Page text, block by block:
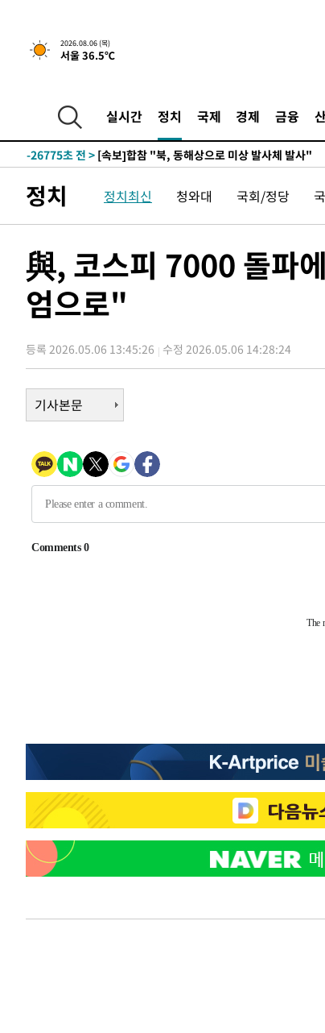
2026.08.06 (목)
서울 36.5℃
실시간 정치 국제 경제 금융
-2988초 전 >[속보]경찰, '홍명보 선임 논란' 대한축구협회·축구
-29191초 전 >[속보]합참 "北 발사체는 단거리탄도미사일…감
-27369초 전 >
[속보] SKT, 에이닷 서비스 장애 발생…"원인 파
-26775초 전 >
-26171초 전 > '낮 최고 39도' 불볕더위…한밤 열대야도 계속[내
-25792초 전 >
"韓 외환시장 개입 관측 배경엔 美의 대한국 무역
-25619초 전 >'월드컵 탈락 후폭풍' 축구협회…초유의 압수수
-25021초 전 >[속보]종합특검, 대검 추가 압수수색…내란 중요임
-21116초 전 >[속보]코스닥, 800p 회복…0.26% 오른 801.67
-21046초 전 >[속보]코스피, 301.88포인트(4.58%) 내린
-18510초 전 >"여기 떨어졌다"…다누리, 스페이스X 로켓 달 충
-8156초 전 >
내일까지 39도 '펄펄'…기상청 "태풍 지나며 폭염
-7793초 전 >트럼프, 한국계 진보 주지사 후보 맹공…"공산주의
-7771초 전 > "美간섭에 합의 지연"…트럼프, '이란 호르무즈 통
-4291초 전 >[속보]산업장관 "李정부, 원전 반대 안해…안정 전
[속보]7~9일 프로야구 3연전도 폭염 취소…11일
-21116초 전 >[속보]코스닥, 800p 회복…0.26% 오른 801.67
-21046초 전 >
[속보]코스피, 301.88포인트(4.58%) 내린
-18510초 전 > "여기 떨어졌다"…다누리, 스페이스X 로켓 달 충
-15555초 전 >손흥민, 5경기 연속골 실패…LAFC는 승부차기
-8156초 전 >
내일까지 39도 '펄펄'…기상청 "태풍 지나며 폭염
-7793초 전 >트럼프, 한국계 진보 주지사 후보 맹공…"공산주
-4291초 전 >[속보]산업장관 "李정부, 원전 반대 안해…안정 전
정치 정치최신 청와대 국회/정당
與, 코스피 7000 돌파
엄으로"
등록 2026.05.06 13:45:26 수정 2026.05.06 14:28:24
기사본문